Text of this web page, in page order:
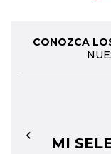
CONOZCA
MI
←